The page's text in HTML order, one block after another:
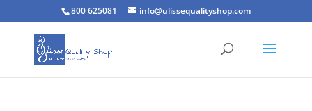
800 625081 info@ulissequalityshop.com